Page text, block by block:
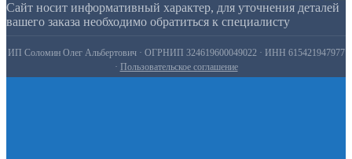
Сайт носит информативный характер, для уточнения деталей
вашего заказа необходимо обратиться к специалисту
ИП Соломин Олег Альбертович · ОГРНИП 324619600049022 · ИНН 615421947977
· Пользовательское соглашение